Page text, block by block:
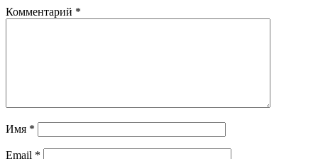
Комментарий *
Имя *
Email *